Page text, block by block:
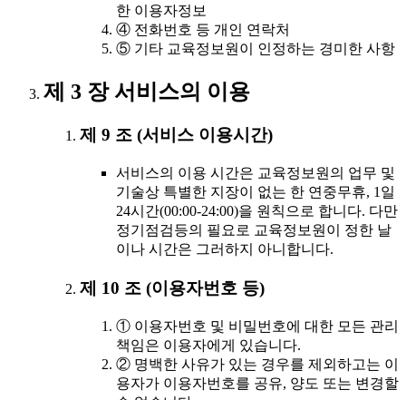
한 이용자정보
④ 전화번호 등 개인 연락처
⑤ 기타 교육정보원이 인정하는 경미한 사항
제 3 장 서비스의 이용
제 9 조 (서비스 이용시간)
서비스의 이용 시간은 교육정보원의 업무 및
기술상 특별한 지장이 없는 한 연중무휴, 1일
24시간(00:00-24:00)을 원칙으로 합니다. 다만
정기점검등의 필요로 교육정보원이 정한 날
이나 시간은 그러하지 아니합니다.
제 10 조 (이용자번호 등)
① 이용자번호 및 비밀번호에 대한 모든 관리
책임은 이용자에게 있습니다.
② 명백한 사유가 있는 경우를 제외하고는 이
용자가 이용자번호를 공유, 양도 또는 변경할